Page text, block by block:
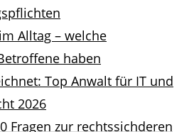
Alltag – welche
haben
Top Anwalt für IT und
2026
Fragen zur rechtssichderen